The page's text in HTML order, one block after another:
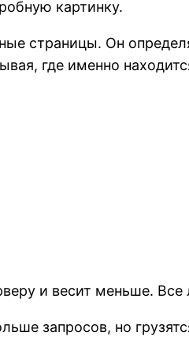
картинку.
страницы. Он
где именно
и весит меньше. Все
запросов, но